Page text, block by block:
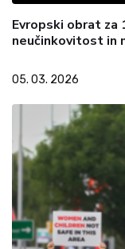
Evropski obrat za
neučinkovitost in
05. 03. 2026